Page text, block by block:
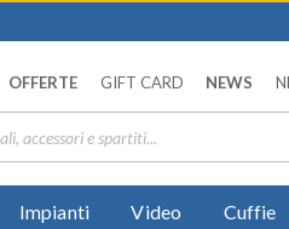
OFFERTE GIFT CARD NEWS
Impianti Video Cuffie